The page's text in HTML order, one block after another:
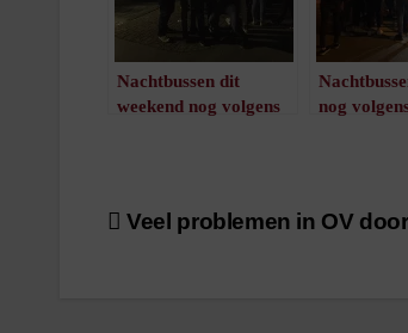
Nachtbussen dit
weekend nog volgens
nog
Bericht
Veel problemen in OV